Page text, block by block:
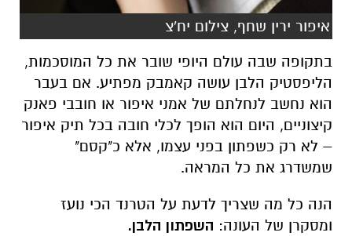
איפור ירין שחף, צילום יח'צ
בתקופה שבה עולם היופי שובר את כל המוסכמות,
הליפסטיק הלבן עושה קאמבק מפתיע. אם בעבר
הוא נחשב לנחלתם של אמני איפור או חובבי פאנק
קיצוניים, היום הוא הופך לכלי חובה בכל תיק איפור
– לא רק כשפתון בפני עצמו, אלא כ"קסם"
שמשדרג את כל המראה.
הנה כל מה שצריך לדעת על הטרנד הכי נועז
ומסקרן של העונה: השפתון הלבן.